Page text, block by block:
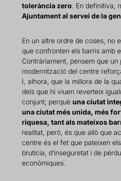
tolerància zero. En definitiva,
Ajuntament al servei de la
En un altre ordre de coses, no
que confronten els barris amb
Contràriament, pensem que
modernització del centre
I, alhora, que la millora de la
dels que hi viuen reverteix
conjunt; perquè una ciutat
una ciutat més unida, més
riquesa, tant als mateixos
realitat, però, és que allò que
centre és el fet que pateixen
brutícia, d’inseguretat i de
econòmiques.